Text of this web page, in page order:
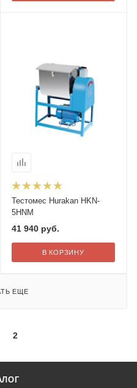
Тестомес Hurakan HKN-
5HNM
41 940руб.
В КОРЗИНУ
ЕЩЕ
2